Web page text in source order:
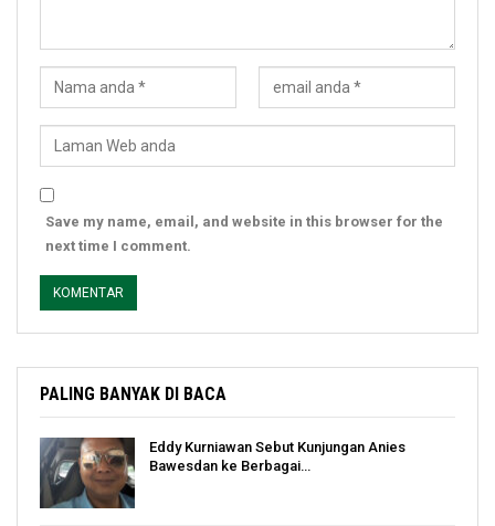
Save my name, email, and website in this browser for the
next time I comment.
PALING BANYAK DI BACA
Eddy Kurniawan Sebut Kunjungan Anies
Bawesdan ke Berbagai…